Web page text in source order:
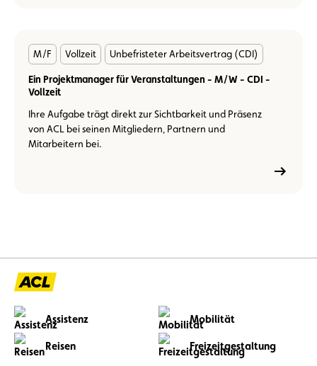
M/F Vollzeit Unbefristeter Arbeitsvertrag (CDI)
Ein Projektmanager für Veranstaltungen - M/W - CDI -
Vollzeit
Ihre Aufgabe trägt direkt zur Sichtbarkeit und Präsenz
von ACL bei seinen Mitgliedern, Partnern und
Mitarbeitern bei.
savoir
Assistenz Mobilität
Reisen Freizeitgestaltung